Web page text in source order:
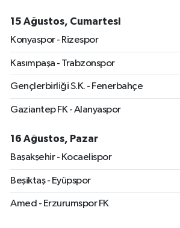
15 Ağustos, Cumartesi
Konyaspor - Rizespor
Kasımpaşa - Trabzonspor
Gençlerbirliği S.K. - Fenerbahçe
Gaziantep FK - Alanyaspor
16 Ağustos, Pazar
Başakşehir - Kocaelispor
Beşiktaş - Eyüpspor
Amed - Erzurumspor FK